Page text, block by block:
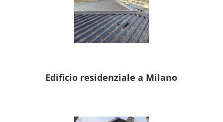
Edificio residenziale a Milano